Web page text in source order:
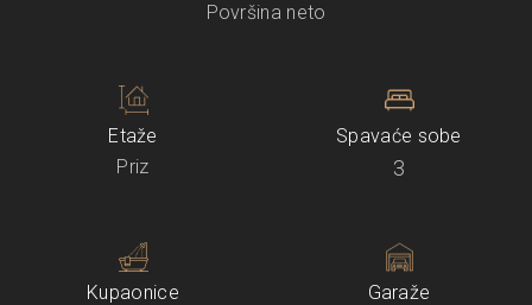
Površina neto
Etaže
Priz
Spavaće sobe
3
Kupaonice Garaže